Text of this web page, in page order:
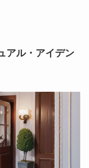
アル・アイデン